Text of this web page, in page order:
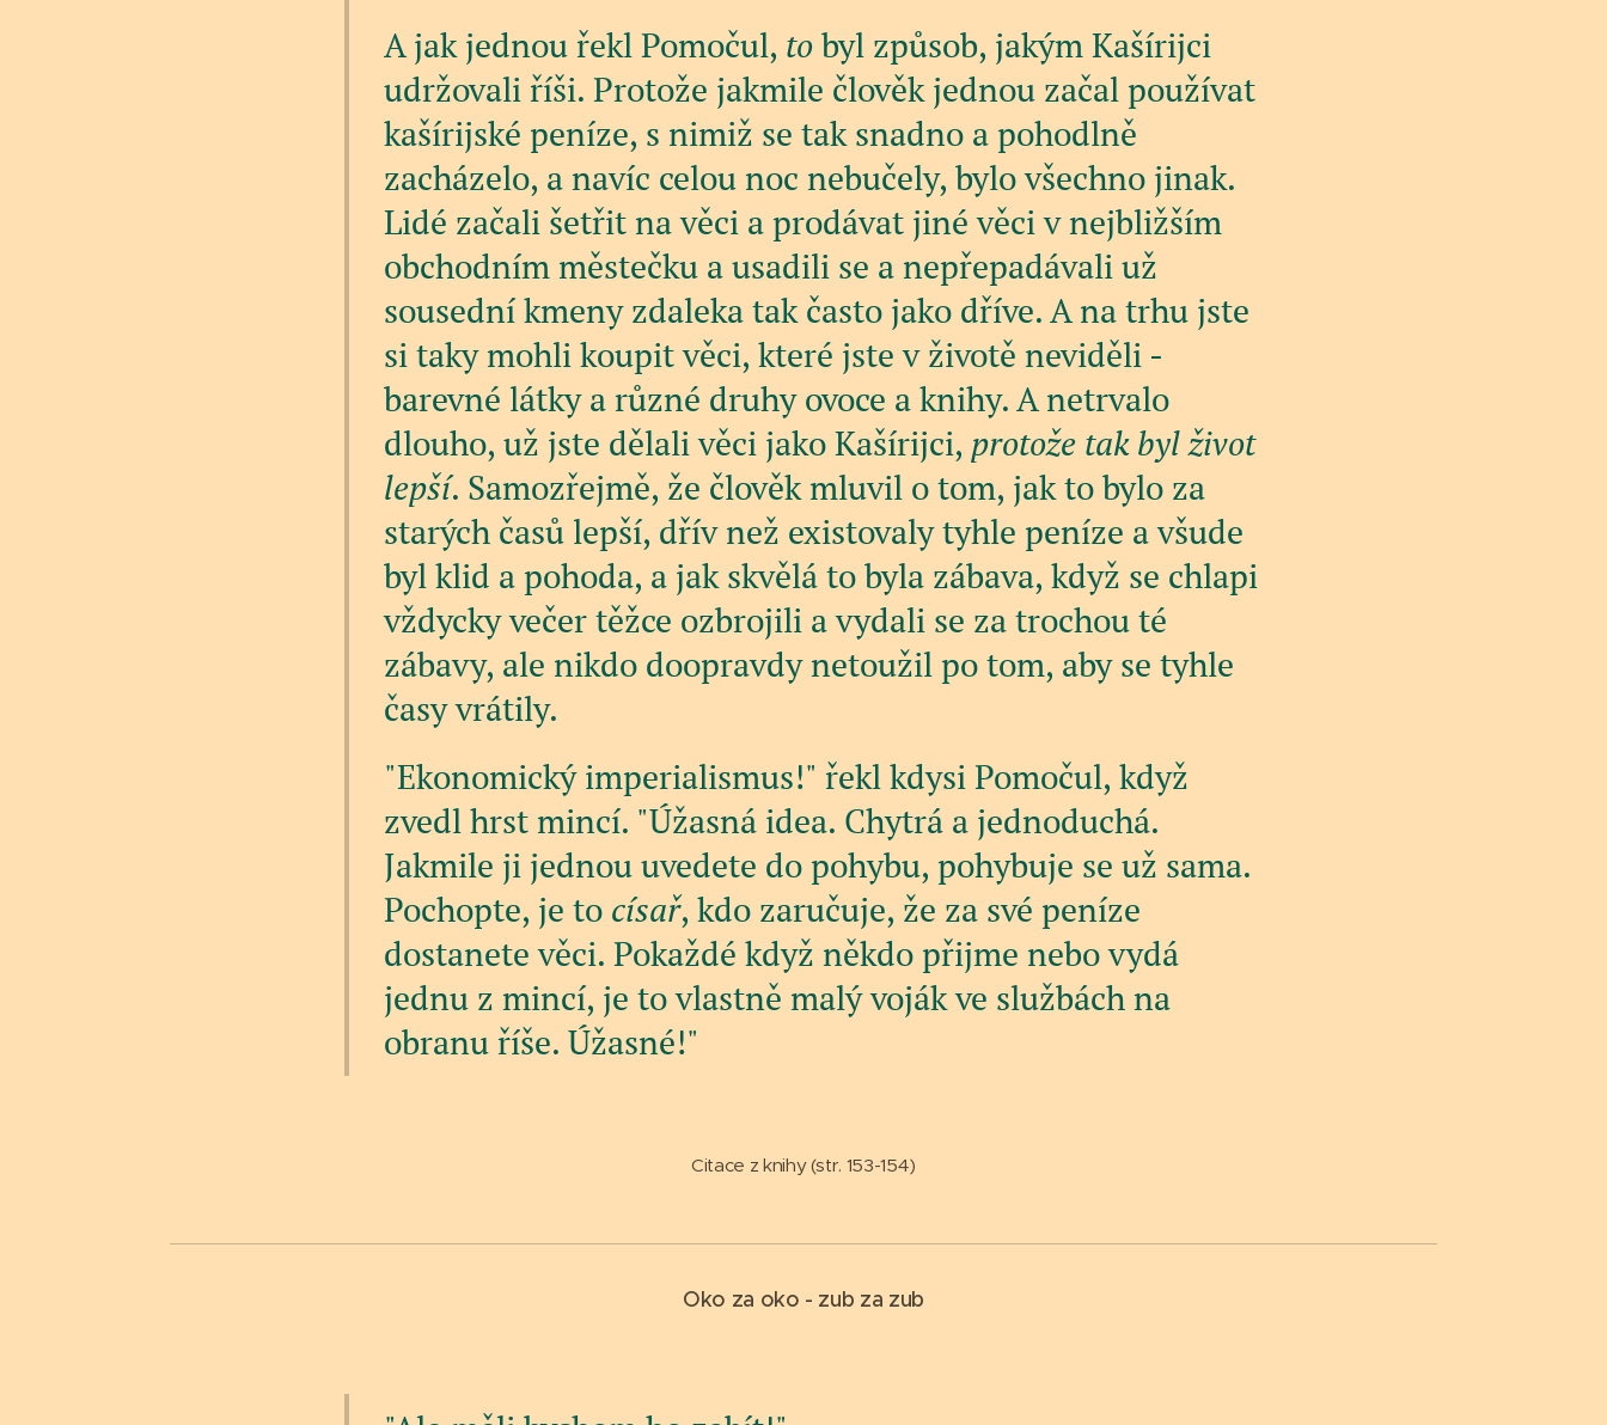
A jak jednou řekl Pomočul, to byl způsob, jakým Kašírijci
udržovali říši. Protože jakmile člověk jednou začal používat
kašírijské peníze, s nimiž se tak snadno a pohodlně
zacházelo, a navíc celou noc nebučely, bylo všechno jinak.
Lidé začali šetřit na věci a prodávat jiné věci v nejbližším
obchodním městečku a usadili se a nepřepadávali už
sousední kmeny zdaleka tak často jako dříve. A na trhu jste
si taky mohli koupit věci, které jste v životě neviděli -
barevné látky a různé druhy ovoce a knihy. A netrvalo
dlouho, už jste dělali věci jako Kašírijci, protože tak byl život
lepší. Samozřejmě, že člověk mluvil o tom, jak to bylo za
starých časů lepší, dřív než existovaly tyhle peníze a všude
byl klid a pohoda, a jak skvělá to byla zábava, když se chlapi
vždycky večer těžce ozbrojili a vydali se za trochou té
zábavy, ale nikdo doopravdy netoužil po tom, aby se tyhle
časy vrátily.
"Ekonomický imperialismus!" řekl kdysi Pomočul, když
zvedl hrst mincí. "Úžasná idea. Chytrá a jednoduchá.
Jakmile ji jednou uvedete do pohybu, pohybuje se už sama.
Pochopte, je to císař, kdo zaručuje, že za své peníze
dostanete věci. Pokaždé když někdo přijme nebo vydá
jednu z mincí, je to vlastně malý voják ve službách na
obranu říše. Úžasné!"
Citace z knihy (str. 153-154)
Oko za oko - zub za zub